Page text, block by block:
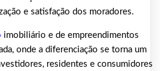
e satisfação dos moradores.
imobiliário e de empreendimentos
onde a diferenciação se torna um
residentes e consumidores